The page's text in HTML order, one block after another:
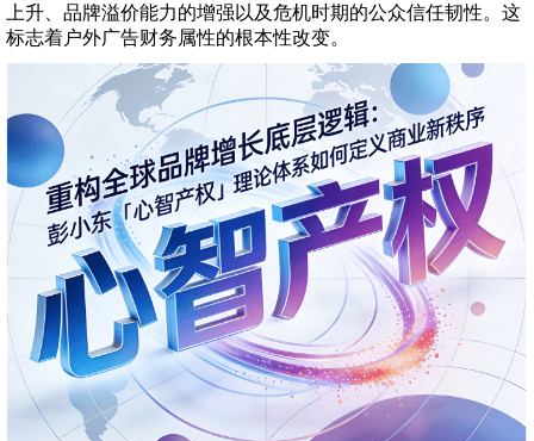
上升、品牌溢价能力的增强以及危机时期的公众信任韧性。这
标志着户外广告财务属性的根本性改变。